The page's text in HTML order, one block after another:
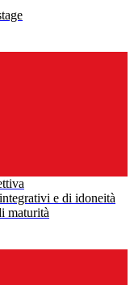
e di idoneità
maturità